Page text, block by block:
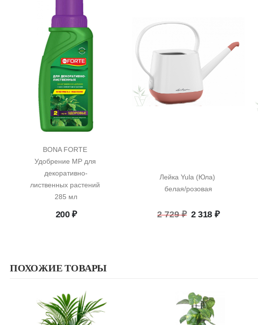
BONA FORTE
Удобрение MP для
декоративно-
лиственных растений
285 мл
200₽
Лейка Yula (Юла)
белая/розовая
2 729₽ Первоначальная
2 318 ₽Текущая
ПОХОЖИЕ ТОВАРЫ